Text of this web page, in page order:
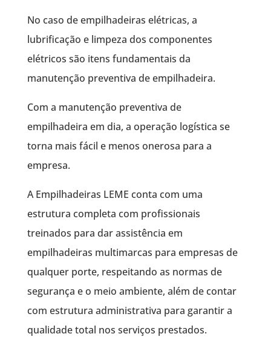
No caso de empilhadeiras elétricas, a
lubrificação e limpeza dos componentes
elétricos são itens fundamentais da
manutenção preventiva de empilhadeira.
Com a manutenção preventiva de
empilhadeira em dia, a operação logística se
torna mais fácil e menos onerosa para a
empresa.
A Empilhadeiras LEME conta com uma
estrutura completa com profissionais
treinados para dar assistência em
empilhadeiras multimarcas para empresas de
qualquer porte, respeitando as normas de
segurança e o meio ambiente, além de contar
com estrutura administrativa para garantir a
qualidade total nos serviços prestados.